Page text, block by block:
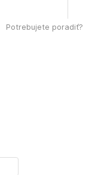
Potrebujete poradiť?